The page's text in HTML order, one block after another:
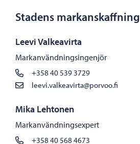
Stadens markanskaffning
Leevi Valkeavirta
Markanvändningsingenjör
+358 40 539 3729
leevi.valkeavirta@porvoo.fi
Mika Lehtonen
Markanvändningsexpert
+358 40 568 4673